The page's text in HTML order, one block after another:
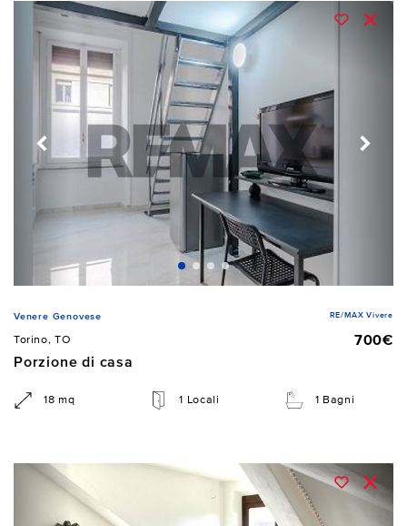
Venere Genovese RE/MAX Vivere
Torino, TO
700€
Porzione di casa
18 mq 1 Locali 1 Bagni